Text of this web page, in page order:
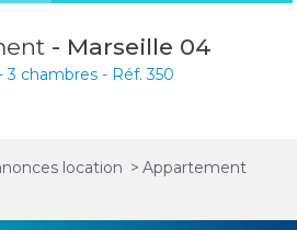
- Marseille 04
3 chambres - Réf. 350
location > Appartement